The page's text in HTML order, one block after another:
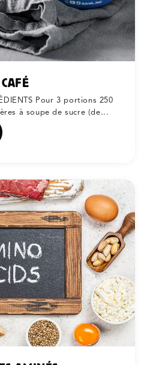
Pour 3 portions 250
à soupe de sucre (de...